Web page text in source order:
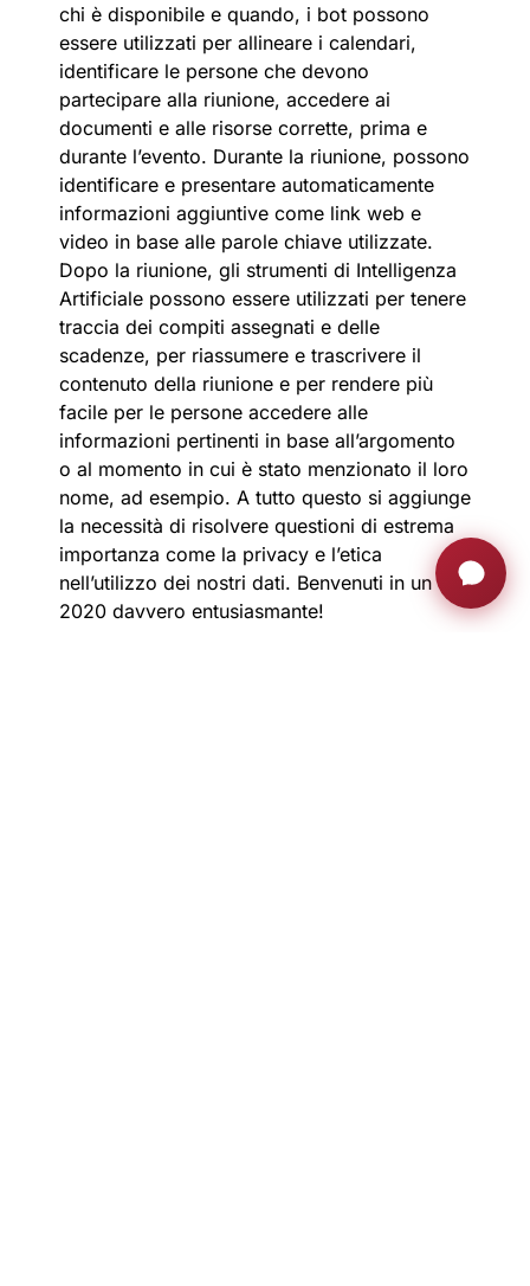
chi è disponibile e quando, i bot possono
essere utilizzati per allineare i calendari,
identificare le persone che devono
partecipare alla riunione, accedere ai
documenti e alle risorse corrette, prima e
durante l’evento. Durante la riunione, possono
identificare e presentare automaticamente
informazioni aggiuntive come link web e
video in base alle parole chiave utilizzate.
Dopo la riunione, gli strumenti di Intelligenza
Artificiale possono essere utilizzati per tenere
traccia dei compiti assegnati e delle
scadenze, per riassumere e trascrivere il
contenuto della riunione e per rendere più
facile per le persone accedere alle
informazioni pertinenti in base all’argomento
o al momento in cui è stato menzionato il loro
nome, ad esempio. A tutto questo si aggiunge
la necessità di risolvere questioni di estrema
importanza come la privacy e l’etica
nell’utilizzo dei nostri dati. Benvenuti in un
2020 davvero entusiasmante!